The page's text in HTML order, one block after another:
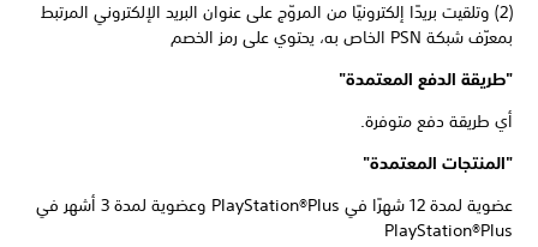
(2) وتلقيت بريدًا إلكترونيًا من المروّج على عنوان البريد الإلكتروني المرتبط
بمعرّف شبكة PSN الخاص به، يحتوي على رمز الخصم
"طريقة الدفع المعتمدة"
أي طريقة دفع متوفرة.
"المنتجات المعتمدة"
عضوية لمدة 12 شهرًا في PlayStation®Plus وعضوية لمدة 3 أشهر في
PlayStation®Plus